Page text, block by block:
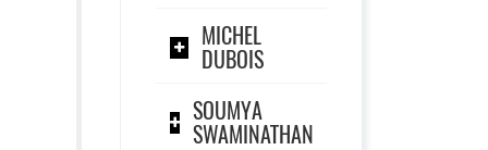
MICHEL
DUBOIS
SOUMYA
SWAMINATHAN